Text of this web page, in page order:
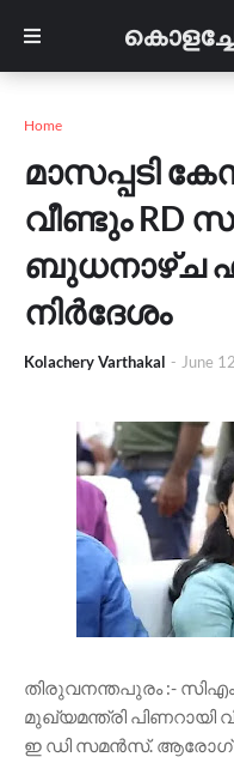
Home
മാസപ്പടി
വീണ്ടും RD
ബുധനാഴ്ച
നിർദേശം
Kolachery Varthakal - June
തിരുവനന്തപുരം :-
മുഖ്യമന്ത്രി പിണറായി
ഇ ഡി സമൻസ്.